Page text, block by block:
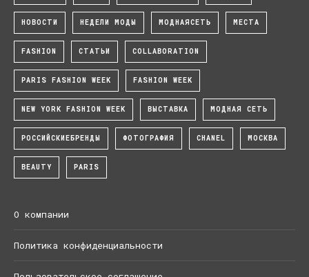
НОВОСТИ НЕДЕЛИ МОДЫ МОДНАЯСЕТЬ МЕСТА
FASHION СТАТЬИ COLLABORATION
PARIS FASHION WEEK FASHION WEEK
NEW YORK FASHION WEEK ВЫСТАВКА МОДНАЯ СЕТЬ
РОССИЙСКИЕБРЕНДЫ ФОТОГРАФИЯ CHANEL МОСКВА
BEAUTY PARIS
О компании
Политика конфиденциальности